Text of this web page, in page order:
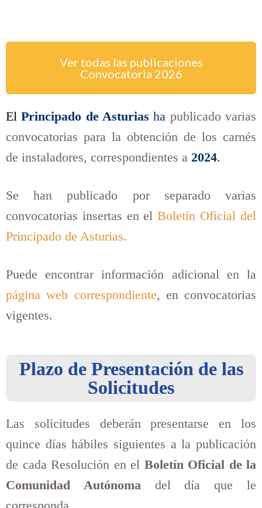
Ver todas las publicaciones
Convocatoria 2026
El Principado de Asturiasha publicado varias
convocatorias para la obtención de los carnés
de instaladores, correspondientes a 2024.
Se han publicado por separado varias
convocatorias insertas en el Boletín Oficial del
Principado de Asturias.
Puede encontrar información adicional en la
página web correspondiente, en convocatorias
vigentes.
Plazo de Presentación de las
Solicitudes
Las solicitudes deberán presentarse en los
quince días hábiles siguientes a la publicación
de cada Resolución en el Boletín Oficial de la
Comunidad Autónoma del día que le